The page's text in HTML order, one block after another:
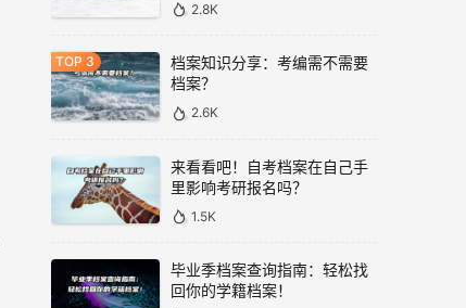
2.8K
档案知识分享：考编需不需要
档案？
2.6K
来看看吧！自考档案在自己手
里影响考研报名吗？
1.5K
毕业季档案查询指南：轻松找
回你的学籍档案！